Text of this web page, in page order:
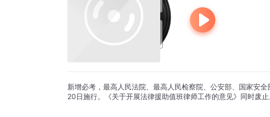
新增必考，最高人民法院、最高人民检察院、公安部、国家安
20日施行。《关于开展法律援助值班律师工作的意见》同时废止